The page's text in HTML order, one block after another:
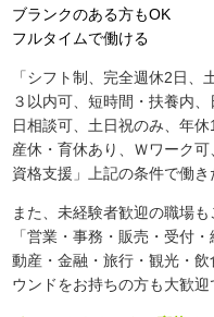
ブランクのある方もOK
フルタイムで働ける
「シフト制、完全週休2日、
３以内可、短時間・扶養内
日相談可、土日祝のみ、年
産休・育休あり、Ｗワーク可
資格支援」上記の条件で働き
また、未経験者歓迎の職場も
「営業・事務・販売・受付
動産・金融・旅行・観光・
ウンドをお持ちの方も大歓迎